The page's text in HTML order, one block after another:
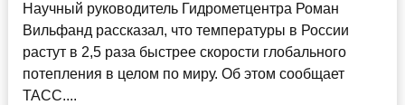
Научный руководитель Гидрометцентра Роман
Вильфанд рассказал, что температуры в России
растут в 2,5 раза быстрее скорости глобального
потепления в целом по миру. Об этом сообщает
ТАСС....